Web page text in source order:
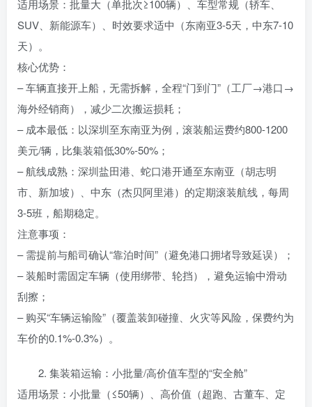
适用场景：批量大（单批次≥100辆）、车型常规（轿车、
SUV、新能源车）、时效要求适中（东南亚3-5天，中东7-10
天）。
核心优势：
– 车辆直接开上船，无需拆解，全程“门到门”（工厂→港口→
海外经销商），减少二次搬运损耗；
– 成本最低：以深圳至东南亚为例，滚装船运费约800-1200
美元/辆，比集装箱低30%-50%；
– 航线成熟：深圳盐田港、蛇口港开通至东南亚（胡志明
市、新加坡）、中东（杰贝阿里港）的定期滚装航线，每周
3-5班，船期稳定。
注意事项：
– 需提前与船司确认“靠泊时间”（避免港口拥堵导致延误）；
– 装船时需固定车辆（使用绑带、轮挡），避免运输中滑动
刮擦；
– 购买“车辆运输险”（覆盖装卸碰撞、火灾等风险，保费约为
车价的0.1%-0.3%）。
2. 集装箱运输：小批量/高价值车型的“安全舱”
适用场景：小批量（≤50辆）、高价值（超跑、古董车、定